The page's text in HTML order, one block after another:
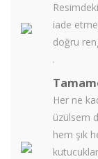
iade
doğru
.
Her ne
üzülsem
hem şık